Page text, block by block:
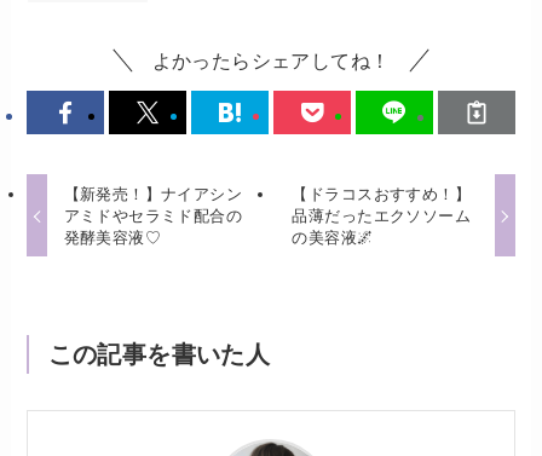
よかったらシェアしてね！
【新発売！】ナイアシン
アミドやセラミド配合の
発酵美容液♡
【ドラコスおすすめ！】
品薄だったエクソソーム
の美容液🌌
この記事を書いた人